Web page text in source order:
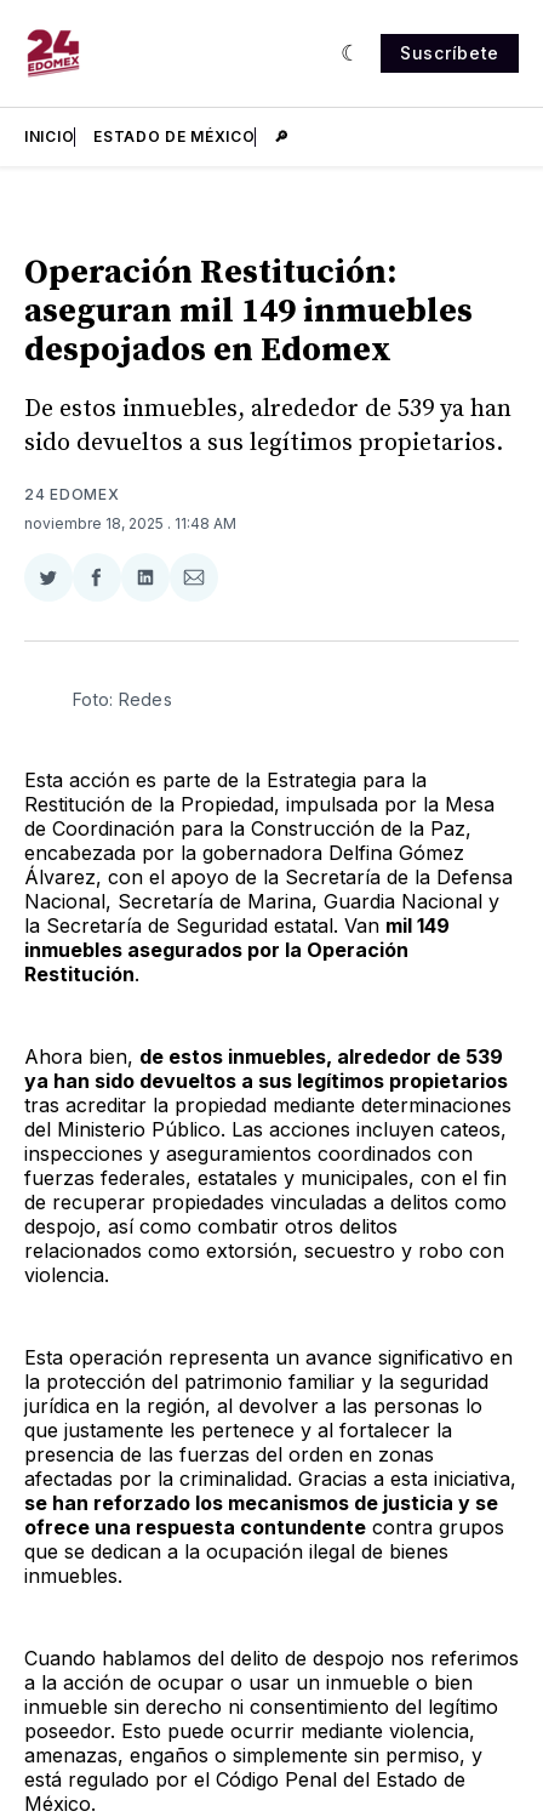
Suscríbete
INICIO ESTADO DE MÉXICO 🔎
Operación Restitución:
aseguran mil 149 inmuebles
despojados en Edomex
De estos inmuebles, alrededor de 539 ya han
sido devueltos a sus legítimos propietarios.
24 EDOMEX
noviembre 18, 2025 . 11:48 AM
Compartir
Twitter
Compartir
Facebook
Compartir
LinkedIn
Compartir
Email
Foto: Redes
Esta acción es parte de la Estrategia para la
Restitución de la Propiedad, impulsada por la Mesa
de Coordinación para la Construcción de la Paz,
encabezada por la gobernadora Delfina Gómez
Álvarez, con el apoyo de la Secretaría de la Defensa
Nacional, Secretaría de Marina, Guardia Nacional y
la Secretaría de Seguridad estatal. Van mil 149
inmuebles asegurados por la Operación
Restitución.
Ahora bien, de estos inmuebles, alrededor de 539
ya han sido devueltos a sus legítimos propietarios
tras acreditar la propiedad mediante determinaciones
del Ministerio Público. Las acciones incluyen cateos,
inspecciones y aseguramientos coordinados con
fuerzas federales, estatales y municipales, con el fin
de recuperar propiedades vinculadas a delitos como
despojo, así como combatir otros delitos
relacionados como extorsión, secuestro y robo con
violencia.
Esta operación representa un avance significativo en
la protección del patrimonio familiar y la seguridad
jurídica en la región, al devolver a las personas lo
que justamente les pertenece y al fortalecer la
presencia de las fuerzas del orden en zonas
afectadas por la criminalidad. Gracias a esta iniciativa,
se han reforzado los mecanismos de justicia y se
ofrece una respuesta contundente contra grupos
que se dedican a la ocupación ilegal de bienes
inmuebles.
Cuando hablamos del delito de despojo nos referimos
a la acción de ocupar o usar un inmueble o bien
inmueble sin derecho ni consentimiento del legítimo
poseedor. Esto puede ocurrir mediante violencia,
amenazas, engaños o simplemente sin permiso, y
está regulado por el Código Penal del Estado de
México.